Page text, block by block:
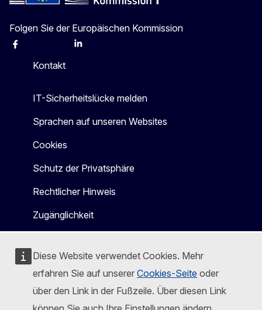
Diese Website verwendet Cookies. Mehr
erfahren Sie auf unserer Cookies-Seite oder
über den Link in der Fußzeile. Über diesen Link
Folgen Sie der Europäischen Kommission
Facebook Linkedin
Kontakt
IT-Sicherheitslücke melden
Sprachen auf unseren Websites
Cookies
Schutz der Privatsphäre
Rechtlicher Hinweis
Zugänglichkeit